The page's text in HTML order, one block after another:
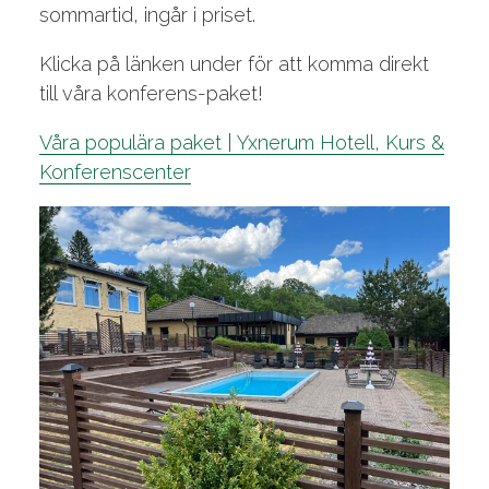
sommartid, ingår i priset.
Klicka på länken under för att komma direkt
till våra konferens-paket!
Våra populära paket | Yxnerum Hotell, Kurs &
Konferenscenter